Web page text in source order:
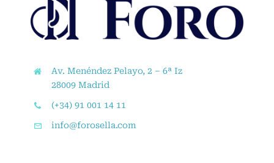
Av. Menéndez Pelayo, 2 – 6ª Iz
28009 Madrid
(+34) 91 001 14 11
info@forosella.com